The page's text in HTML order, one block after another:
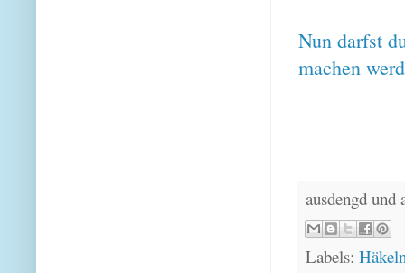
Nun darfst
machen
ausdengd
Labels: